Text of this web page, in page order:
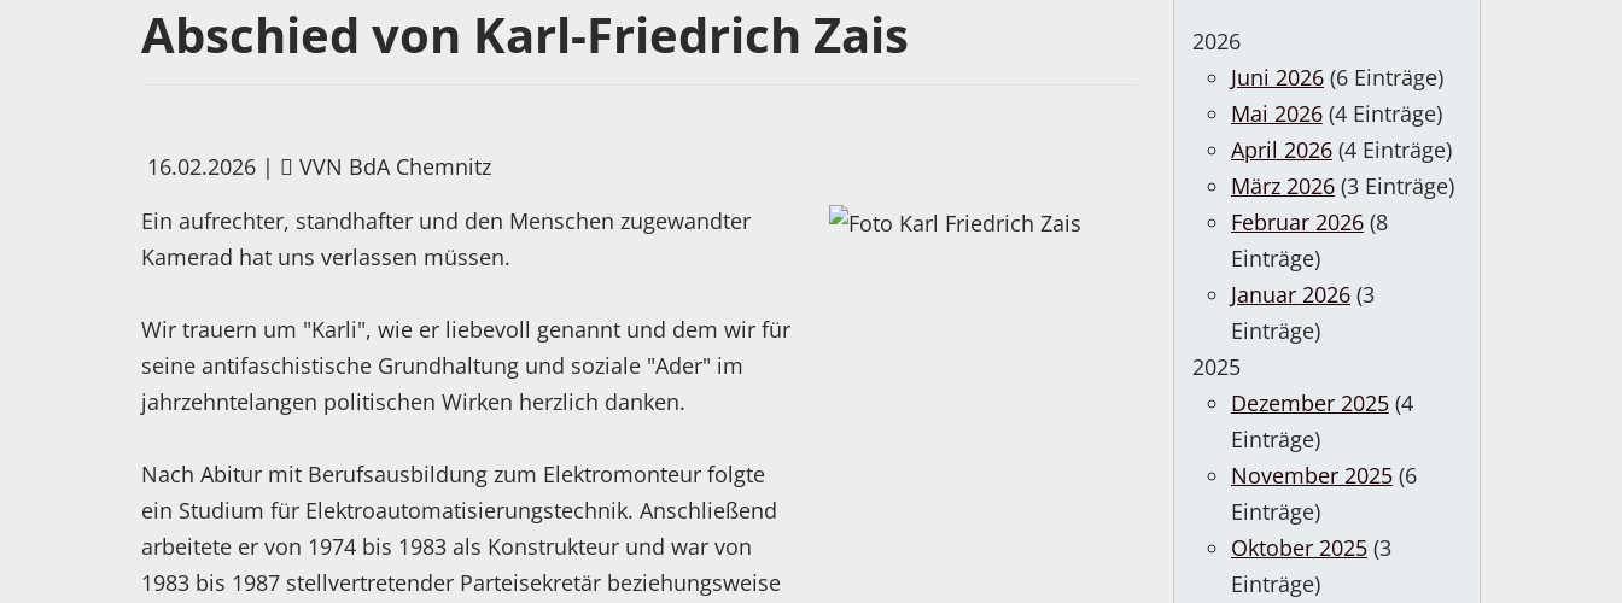
Abschied von Karl-Friedrich Zais
16.02.2026 |
VVN BdA Chemnitz
Ein aufrechter, standhafter und den Menschen zugewandter
Kamerad hat uns verlassen müssen.
Wir trauern um "Karli", wie er liebevoll genannt und dem wir für
seine antifaschistische Grundhaltung und soziale "Ader" im
jahrzehntelangen politischen Wirken herzlich danken.
Nach Abitur mit Berufsausbildung zum Elektromonteur folgte
ein Studium für Elektroautomatisierungstechnik. Anschließend
arbeitete er von 1974 bis 1983 als Konstrukteur und war von
1983 bis 1987 stellvertretender Parteisekretär beziehungsweise
2026
Juni 2026 (6 Einträge)
Mai 2026 (4 Einträge)
April 2026 (4 Einträge)
März 2026 (3 Einträge)
Februar 2026 (8
Einträge)
Januar 2026 (3
Einträge)
2025
Dezember 2025 (4
Einträge)
November 2025 (6
Einträge)
Oktober 2025 (3
Einträge)